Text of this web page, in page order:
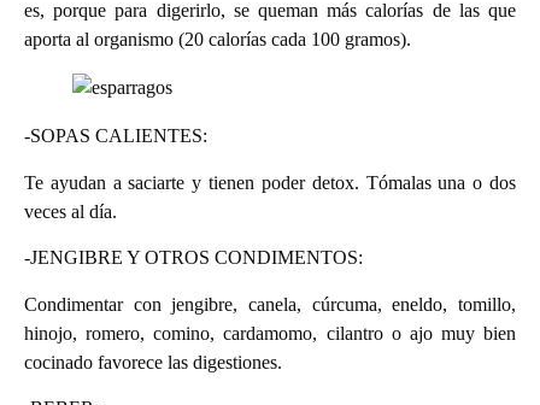
es, porque para digerirlo, se queman más calorías de las que
aporta al organismo (20 calorías cada 100 gramos).
-SOPAS CALIENTES:
Te ayudan a saciarte y tienen poder detox. Tómalas una o dos
veces al día.
-JENGIBRE Y OTROS CONDIMENTOS:
Condimentar con jengibre, canela, cúrcuma, eneldo, tomillo,
hinojo, romero, comino, cardamomo, cilantro o ajo muy bien
cocinado favorece las digestiones.